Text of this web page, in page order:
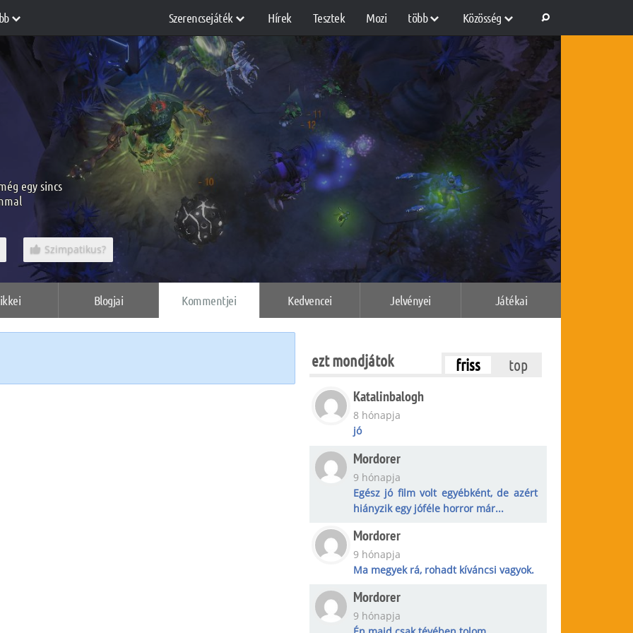
Szerencsejáték Hírek Tesztek Mozi több Közösség
Blogjai Kommentjei Kedvencei Jelvényei Játékai
egy sincs
Szimpatikus?
ezt mondjátok friss
top
Katalinbalogh
8 hónapja
jó
Mordorer
9 hónapja
Egész jó film volt egyébként, de azért
hiányzik egy jóféle horror már...
Mordorer
9 hónapja
Ma megyek rá, rohadt kíváncsi vagyok.
Mordorer
9 hónapja